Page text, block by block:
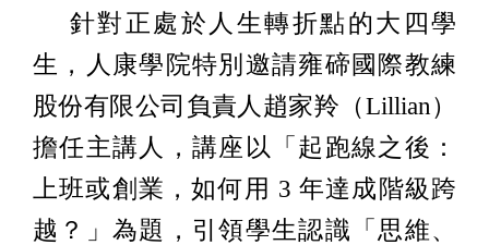
針對正處於人生轉折點的大四學
生，人康學院特別邀請雍碲國際教練
股份有限公司負責人趙家羚（Lillian）
擔任主講人，講座以「起跑線之後：
上班或創業，如何用 3 年達成階級跨
越？」為題，引領學生認識「思維、